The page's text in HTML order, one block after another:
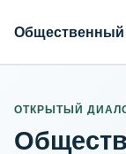
Общественный
ОТКРЫТЫЙ
ИНН организации
Адрес для